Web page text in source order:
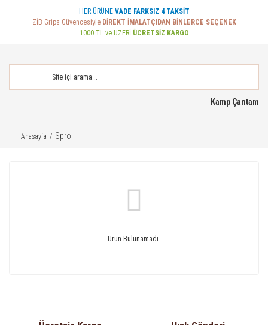
HER ÜRÜNE VADE FARKSIZ 4 TAKSİT
ZİB Grips Güvencesiyle DİREKT İMALATÇIDAN BİNLERCE SEÇENEK
1000 TL ve ÜZERİ ÜCRETSİZ KARGO
Kamp Çantam
Anasayfa Spro
Ürün Bulunamadı.